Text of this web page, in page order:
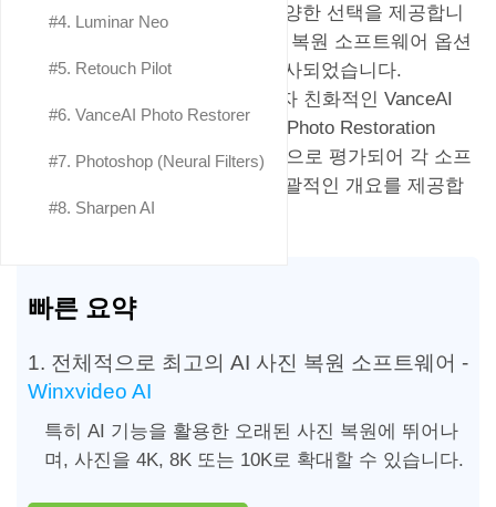
#4. Luminar Neo
#5. Retouch Pilot
#6. VanceAI Photo Restorer
#7. Photoshop (Neural Filters)
#8. Sharpen AI
확대 및 복구하여 사용자에게 다양한 선택을 제공합니
다. 이 리뷰에서는 상위 8개 사진 복원 소프트웨어 옵션
의 특징과 기능을 보호하도록 조사되었습니다.
Winxvideo AI의 고급 기능, 사용자 친화적인 VanceAI
Photo Restorer, Photoshop의 AI Photo Restoration
Neural Filter 통합은 모두 객관적으로 평가되어 각 소프
트웨어의 고유한 기능에 대한 포괄적인 개요를 제공합
니다.
빠른 요약
1. 전체적으로 최고의 AI 사진 복원 소프트웨어 -
Winxvideo AI
특히 AI 기능을 활용한 오래된 사진 복원에 뛰어나
며, 사진을 4K, 8K 또는 10K로 확대할 수 있습니다.